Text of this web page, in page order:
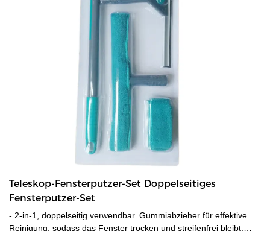
Teleskop-Fensterputzer-Set Doppelseitiges
Fensterputzer-Set
- 2-in-1, doppelseitig verwendbar. Gummiabzieher für effektive
Reinigung, sodass das Fenster trocken und streifenfrei bleibt;